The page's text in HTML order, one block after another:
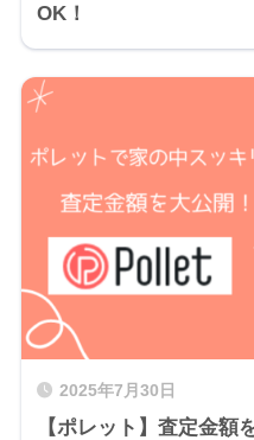
OK！
2025年7月30日
【ポレット】査定金額